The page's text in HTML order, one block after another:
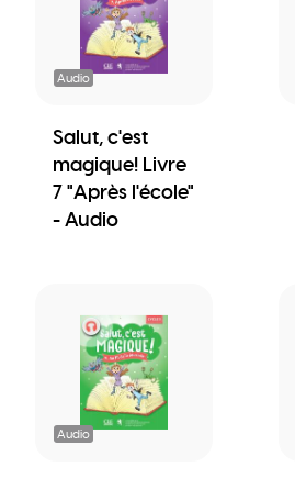
Audio
Salut, c'est
magique! Livre
7 "Après l'école"
- Audio
Audio